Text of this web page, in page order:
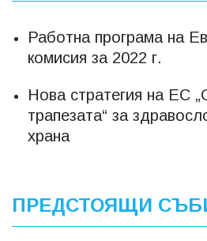
Работна програма на
комисия за 2022 г.
Нова стратегия на ЕС
трапезата“ за
храна
ПРЕДСТОЯЩИ